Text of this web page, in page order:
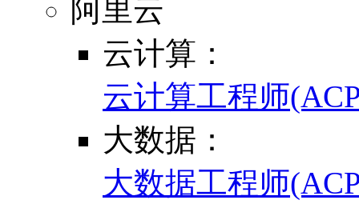
阿里云
云计算：
云计算工程师
大数据：
大数据工程师